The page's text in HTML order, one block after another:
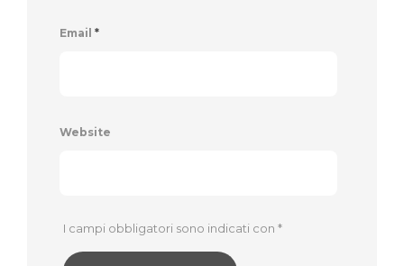
Email *
Website
I campi obbligatori sono indicati con *